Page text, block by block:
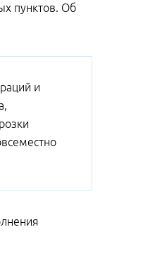
пунктов. Об
и